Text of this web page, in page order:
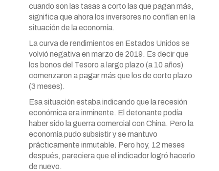
cuando son las tasas a corto las que pagan más,
significa que ahora los inversores no confían en la
situación de la economía.
La curva de rendimientos en Estados Unidos se
volvió negativa en marzo de 2019. Es decir que
los bonos del Tesoro a largo plazo (a 10 años)
comenzaron a pagar más que los de corto plazo
(3 meses).
Esa situación estaba indicando que la recesión
económica era inminente. El detonante podía
haber sido la guerra comercial con China. Pero la
economía pudo subsistir y se mantuvo
prácticamente inmutable. Pero hoy, 12 meses
después, pareciera que el indicador logró hacerlo
de nuevo.